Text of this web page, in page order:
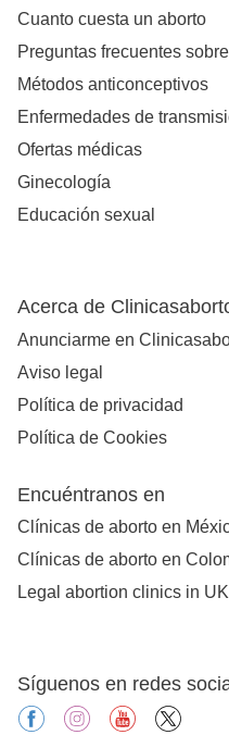
Cuanto cuesta un aborto
Preguntas frecuentes
Métodos anticonceptivos
Enfermedades de
Ofertas médicas
Ginecología
Educación sexual
Acerca de
Anunciarme en
Aviso legal
Política de privacidad
Política de Cookies
Encuéntranos en
Clínicas de aborto en
Clínicas de aborto en
Legal abortion clinics in UK
Síguenos en redes
facebookinstagramyoutube